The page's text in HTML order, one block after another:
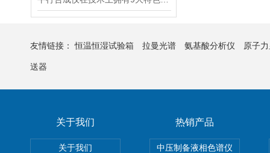
友情链接：恒温恒湿试验箱 拉曼光谱 氨基酸分析仪 原子
送器
关于我们
关于我们
热销产品
中压制备液相色谱仪